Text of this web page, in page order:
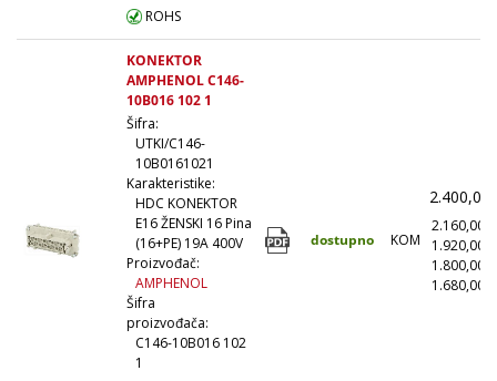
ROHS
KONEKTOR
AMPHENOL C146-
10B016 102 1
Šifra:
UTKI/C146-
10B0161021
Karakteristike:
HDC KONEKTOR
E16 ŽENSKI 16 Pina
(16+PE) 19A 400V
Proizvođač:
AMPHENOL
Šifra
proizvođača:
C146-10B016 102
1
dostupno KOM
2.400,00
2.160,00
1.920,00
1.800,00
1.680,00